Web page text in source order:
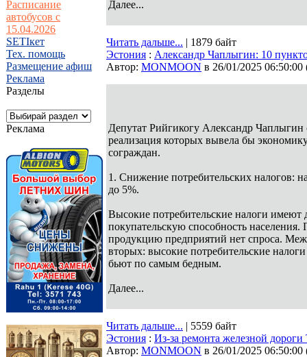
Расписание
автобусов с
15.04.2026
SETIкет
Тех. помощь
Размещение афиш
Реклама
Разделы
Реклама
Далее...
Читать дальше... | 1879 байт
Эстония : Александр Чаплыгин: 10
Автор: MONMOON в 26/01/2025 06:50:00
Депутат Рийгикогу Александр
реализация которых вывела бы
сограждан.
1. Снижение потребительских налогов:
до 5%.
Высокие потребительские налоги
покупательскую способность населения.
продукцию предприятий нет спроса.
вторых: высокие потребительские
бьют по самым бедным.
Далее...
Читать дальше... | 5559 байт
Эстония : Из-за ремонта железной
Автор: MONMOON в 26/01/2025 06:50:00